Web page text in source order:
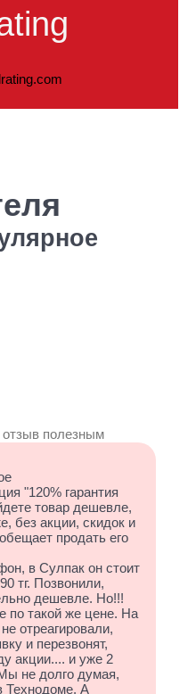
отзыв полезным
"120% гарантия
товар дешевле,
без акции, скидок и
продать его
в Сулпак он стоит
тг. Позвонили,
дешевле. Но!!!
по такой же цене. На
отреагировали,
и перезвонят,
акции.... и уже 2
не долго думая,
Технодоме. А